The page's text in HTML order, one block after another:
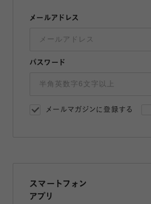
メールアドレス
パスワード
メールマガジンに登録する
スマートフォン
アプリ